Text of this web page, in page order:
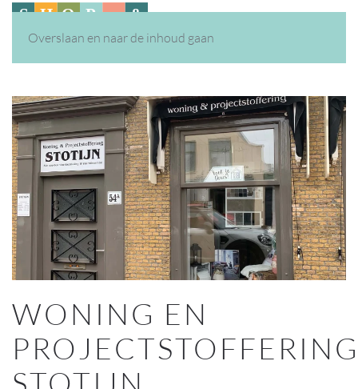
Overslaan en naar de inhoud gaan
WONING EN